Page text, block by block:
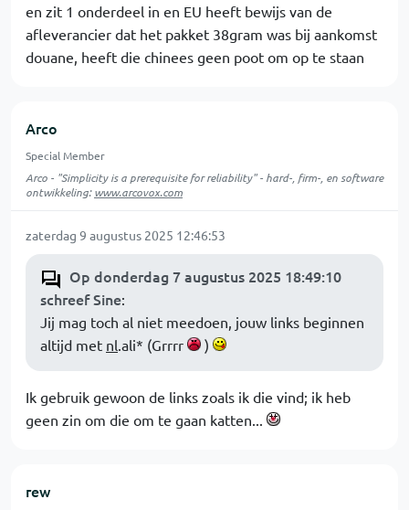
en zit 1 onderdeel in en EU heeft bewijs van de
afleverancier dat het pakket 38gram was bij aankomst
douane, heeft die chinees geen poot om op te staan
Arco
Special Member
Arco - "Simplicity is a prerequisite for reliability" - hard-, firm-, en software
ontwikkeling:www.arcovox.com
zaterdag 9 augustus 2025 12:46:53
Op donderdag 7 augustus 2025 18:49:10
schreef Sine:
Jij mag toch al niet meedoen, jouw links beginnen
altijd met nl.ali* (Grrrr )
Ik gebruik gewoon de links zoals ik die vind; ik heb
geen zin om die om te gaan katten...
rew